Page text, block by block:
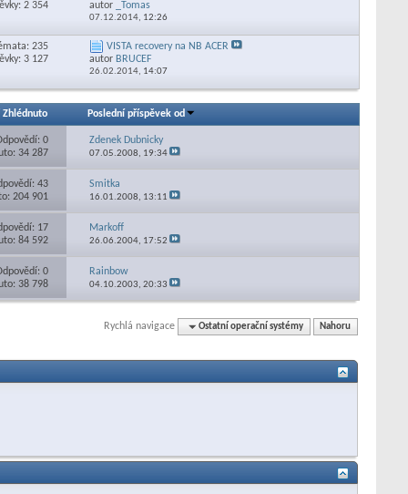
2 354
autor
_Tomas
07.12.2014, 12:26
235
3 127
VISTA recovery na NB ACER
autor BRUCEF
26.02.2014, 14:07
Zhlédnuto Poslední příspěvek od
0
34 287
Zdenek Dubnicky
07.05.2008, 19:34
43
204 901
Smitka
16.01.2008, 13:11
17
84 592
Markoff
26.06.2004, 17:52
0
38 798
Rainbow
04.10.2003, 20:33
Rychlá navigace Ostatní operační systémy Nahoru